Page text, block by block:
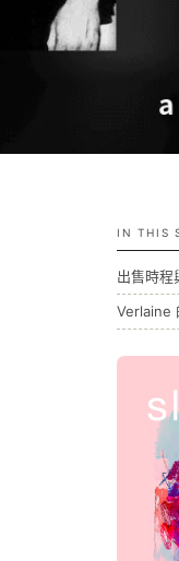
IN THIS
出售時程
Verlaine